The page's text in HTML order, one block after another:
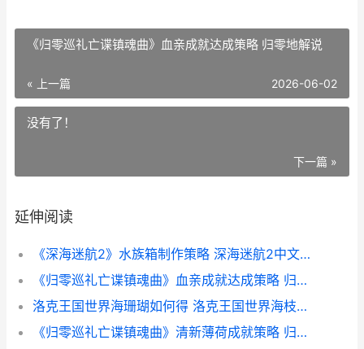
《归零巡礼亡谍镇魂曲》血亲成就达成策略 归零地解说
« 上一篇 2026-06-02
没有了！
下一篇 »
延伸阅读
《深海迷航2》水族箱制作策略 深海迷航2中文版下载
《归零巡礼亡谍镇魂曲》血亲成就达成策略 归零地解说
洛克王国世界海珊瑚如何得 洛克王国世界海枝枝的守护地钥匙
《归零巡礼亡谍镇魂曲》清新薄荷成就策略 归零百科